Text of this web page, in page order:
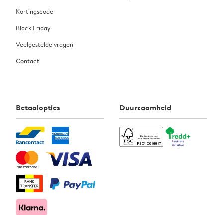
Kortingscode
Black Friday
Veelgestelde vragen
Contact
Betaalopties Duurzaamheid